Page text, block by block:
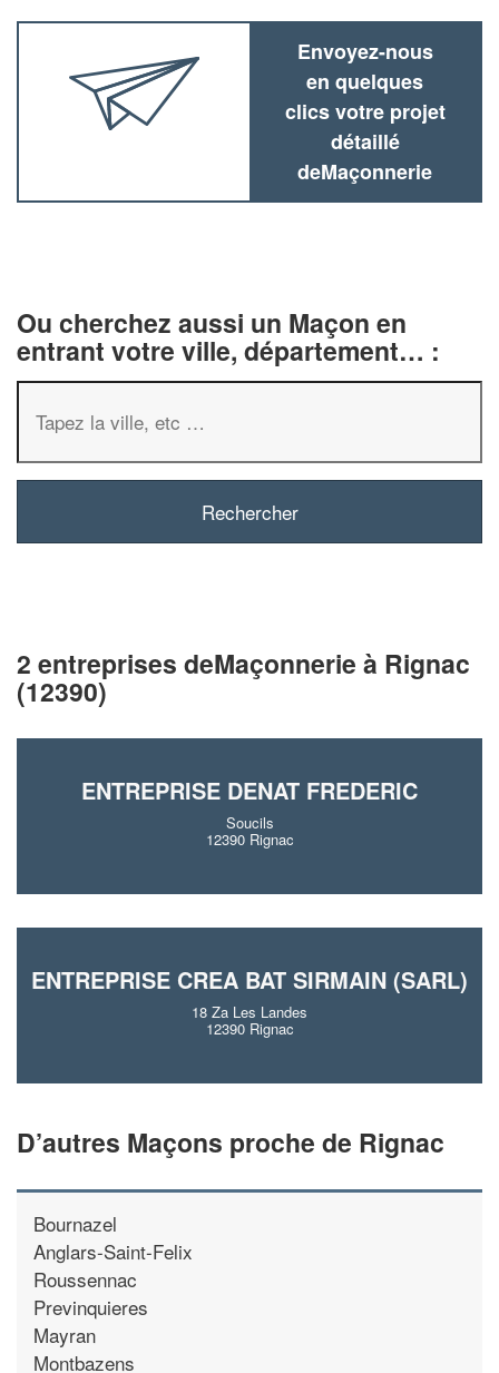
Envoyez-nous
en quelques
clics votre projet
détaillé
deMaçonnerie
Ou cherchez aussi un Maçon en
entrant votre ville, département… :
2 entreprises deMaçonnerie à Rignac
(12390)
ENTREPRISE DENAT FREDERIC
Soucils
12390 Rignac
ENTREPRISE CREA BAT SIRMAIN (SARL)
18 Za Les Landes
12390 Rignac
D’autres Maçons proche de Rignac
Bournazel
Anglars-Saint-Felix
Roussennac
Previnquieres
Mayran
Montbazens
En savoir plus